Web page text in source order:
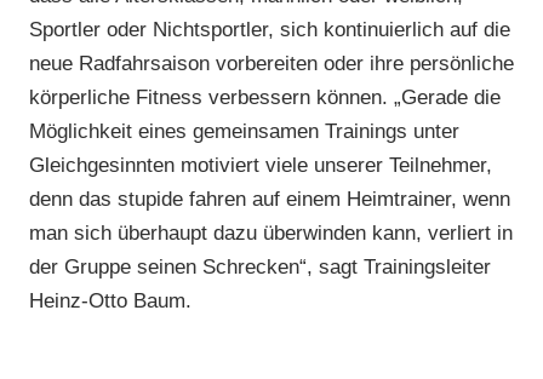
Sportler oder Nichtsportler, sich kontinuierlich auf die
neue Radfahrsaison vorbereiten oder ihre persönliche
körperliche Fitness verbessern können. „Gerade die
Möglichkeit eines gemeinsamen Trainings unter
Gleichgesinnten motiviert viele unserer Teilnehmer,
denn das stupide fahren auf einem Heimtrainer, wenn
man sich überhaupt dazu überwinden kann, verliert in
der Gruppe seinen Schrecken“, sagt Trainingsleiter
Heinz-Otto Baum.